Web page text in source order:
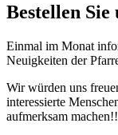
Bestellen Sie
Einmal im Monat
Neuigkeiten der
Wir würden uns
interessierte
aufmerksam machen!!